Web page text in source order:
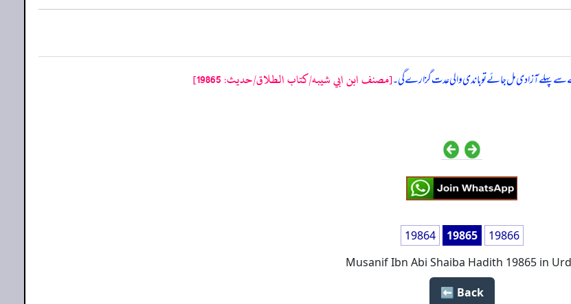
سے پہلے آزادی مل جائے تو باندی والی عدت گزارے گی۔[مصنف ابن ابي شيبه/كتاب الطلاق/حدیث: 19865]
19864 19865
19866
Musanif Ibn Abi Shaiba Hadith 19865 in
Back ⬅️